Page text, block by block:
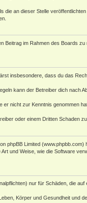
an dieser Stelle veröffentlichten
Beitrag im Rahmen des Boards zu
insbesondere, dass du das
kann der Betreiber dich nach
er nicht zur Kenntnis genommen
oder einem Dritten Schaden
phpBB Limited (www.phpbb.com)
und Weise, wie die Software
nur für Schäden, die
Körper und Gesundheit und